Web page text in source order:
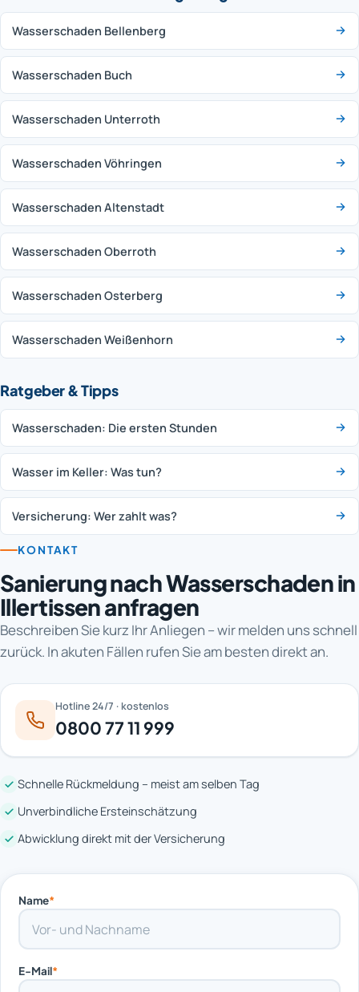
Wasserschaden Bellenberg
Wasserschaden Buch
Wasserschaden Unterroth
Wasserschaden Vöhringen
Wasserschaden Altenstadt
Wasserschaden Oberroth
Wasserschaden Osterberg
Wasserschaden Weißenhorn
Ratgeber & Tipps
Wasserschaden: Die ersten Stunden
Wasser im Keller: Was tun?
Versicherung: Wer zahlt was?
KONTAKT
Sanierung nach Wasserschaden in
Illertissen anfragen
Beschreiben Sie kurz Ihr Anliegen – wir melden uns schnell
zurück. In akuten Fällen rufen Sie am besten direkt an.
Hotline 24/7 · kostenlos
0800 77 11 999
Schnelle Rückmeldung – meist am selben Tag
Unverbindliche Ersteinschätzung
Abwicklung direkt mit der Versicherung
Name*
E-Mail*